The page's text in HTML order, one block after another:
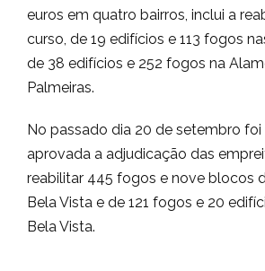
euros em quatro bairros, inclui a
curso, de 19 edifícios e 113 fogos
de 38 edifícios e 252 fogos na
Palmeiras.
No passado dia 20 de setembro
aprovada a adjudicação das
reabilitar 445 fogos e nove blocos
Bela Vista e de 121 fogos e 20
Bela Vista.